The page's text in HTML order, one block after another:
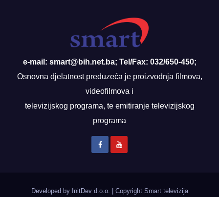
e-mail: smart@bih.net.ba; Tel/Fax: 032/650-450;
Osnovna djelatnost preduzeća je proizvodnja filmova,
videofilmova i
televizijskog programa, te emitiranje televizijskog
programa
Developed by InitDev d.o.o. Copyright Smart televizija